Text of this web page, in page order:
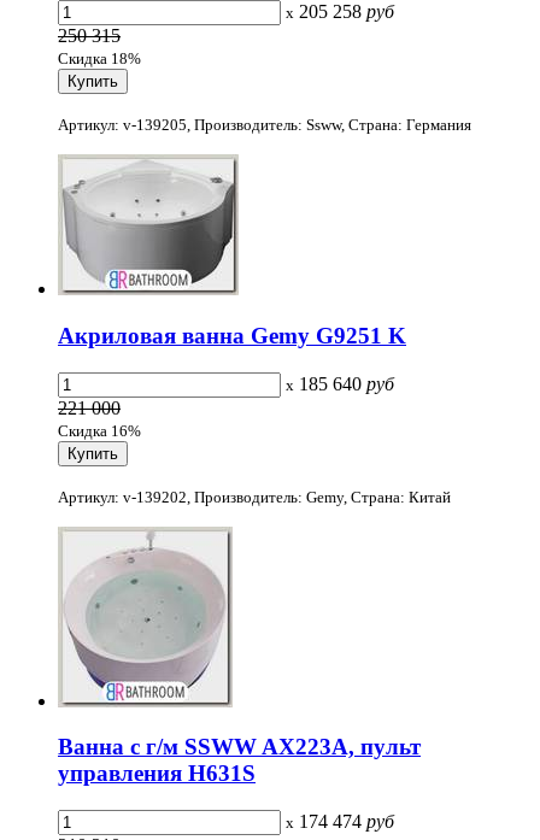
x 205 258 руб
250 315
Скидка 18%
Артикул: v-139205, Производитель: Ssww, Страна: Германия
Акриловая ванна Gemy G9251 K
x 185 640 руб
221 000
Скидка 16%
Артикул: v-139202, Производитель: Gemy, Страна: Китай
Ванна с г/м SSWW AX223A, пульт
управления H631S
x 174 474 руб